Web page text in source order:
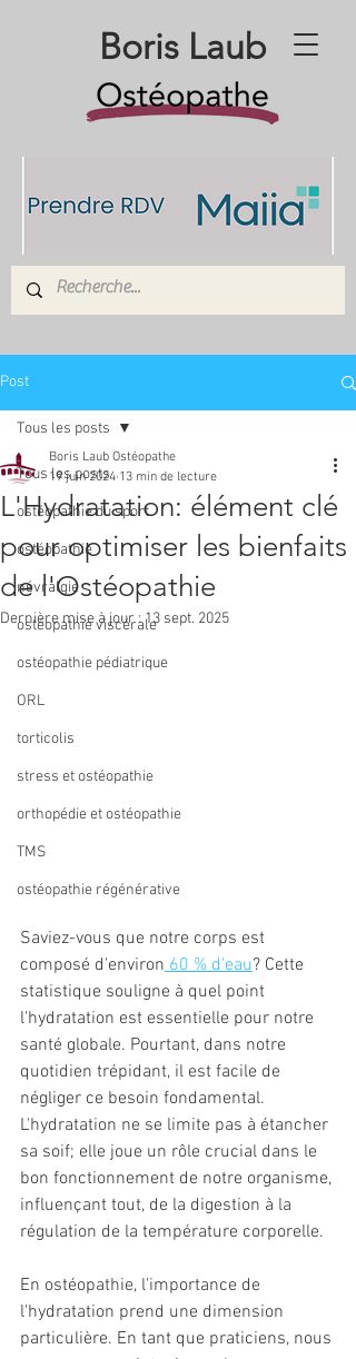
Boris Laub
Post
Tous les posts
ostéopathie du sport
ostéopathie
névralgie
ostéopathie viscérale
ostéopathie pédiatrique
ORL
torticolis
stress et ostéopathie
orthopédie et ostéopathie
TMS
ostéopathie régénérative
Tous les posts
L'Hydratation: élément clé
pour optimiser les bienfaits
de l'Ostéopathie
Boris Laub Ostéopathe
19 juin 2024 13 min de lecture
Dernière mise à jour :13 sept. 2025
Saviez-vous que notre corps est
composé d'environ 60 % d'eau? Cette
statistique souligne à quel point
l'hydratation est essentielle pour notre
santé globale. Pourtant, dans notre
quotidien trépidant, il est facile de
négliger ce besoin fondamental.
L'hydratation ne se limite pas à étancher
sa soif; elle joue un rôle crucial dans le
bon fonctionnement de notre organisme,
influençant tout, de la digestion à la
régulation de la température corporelle.
En ostéopathie, l'importance de
l'hydratation prend une dimension
particulière. En tant que praticiens, nous